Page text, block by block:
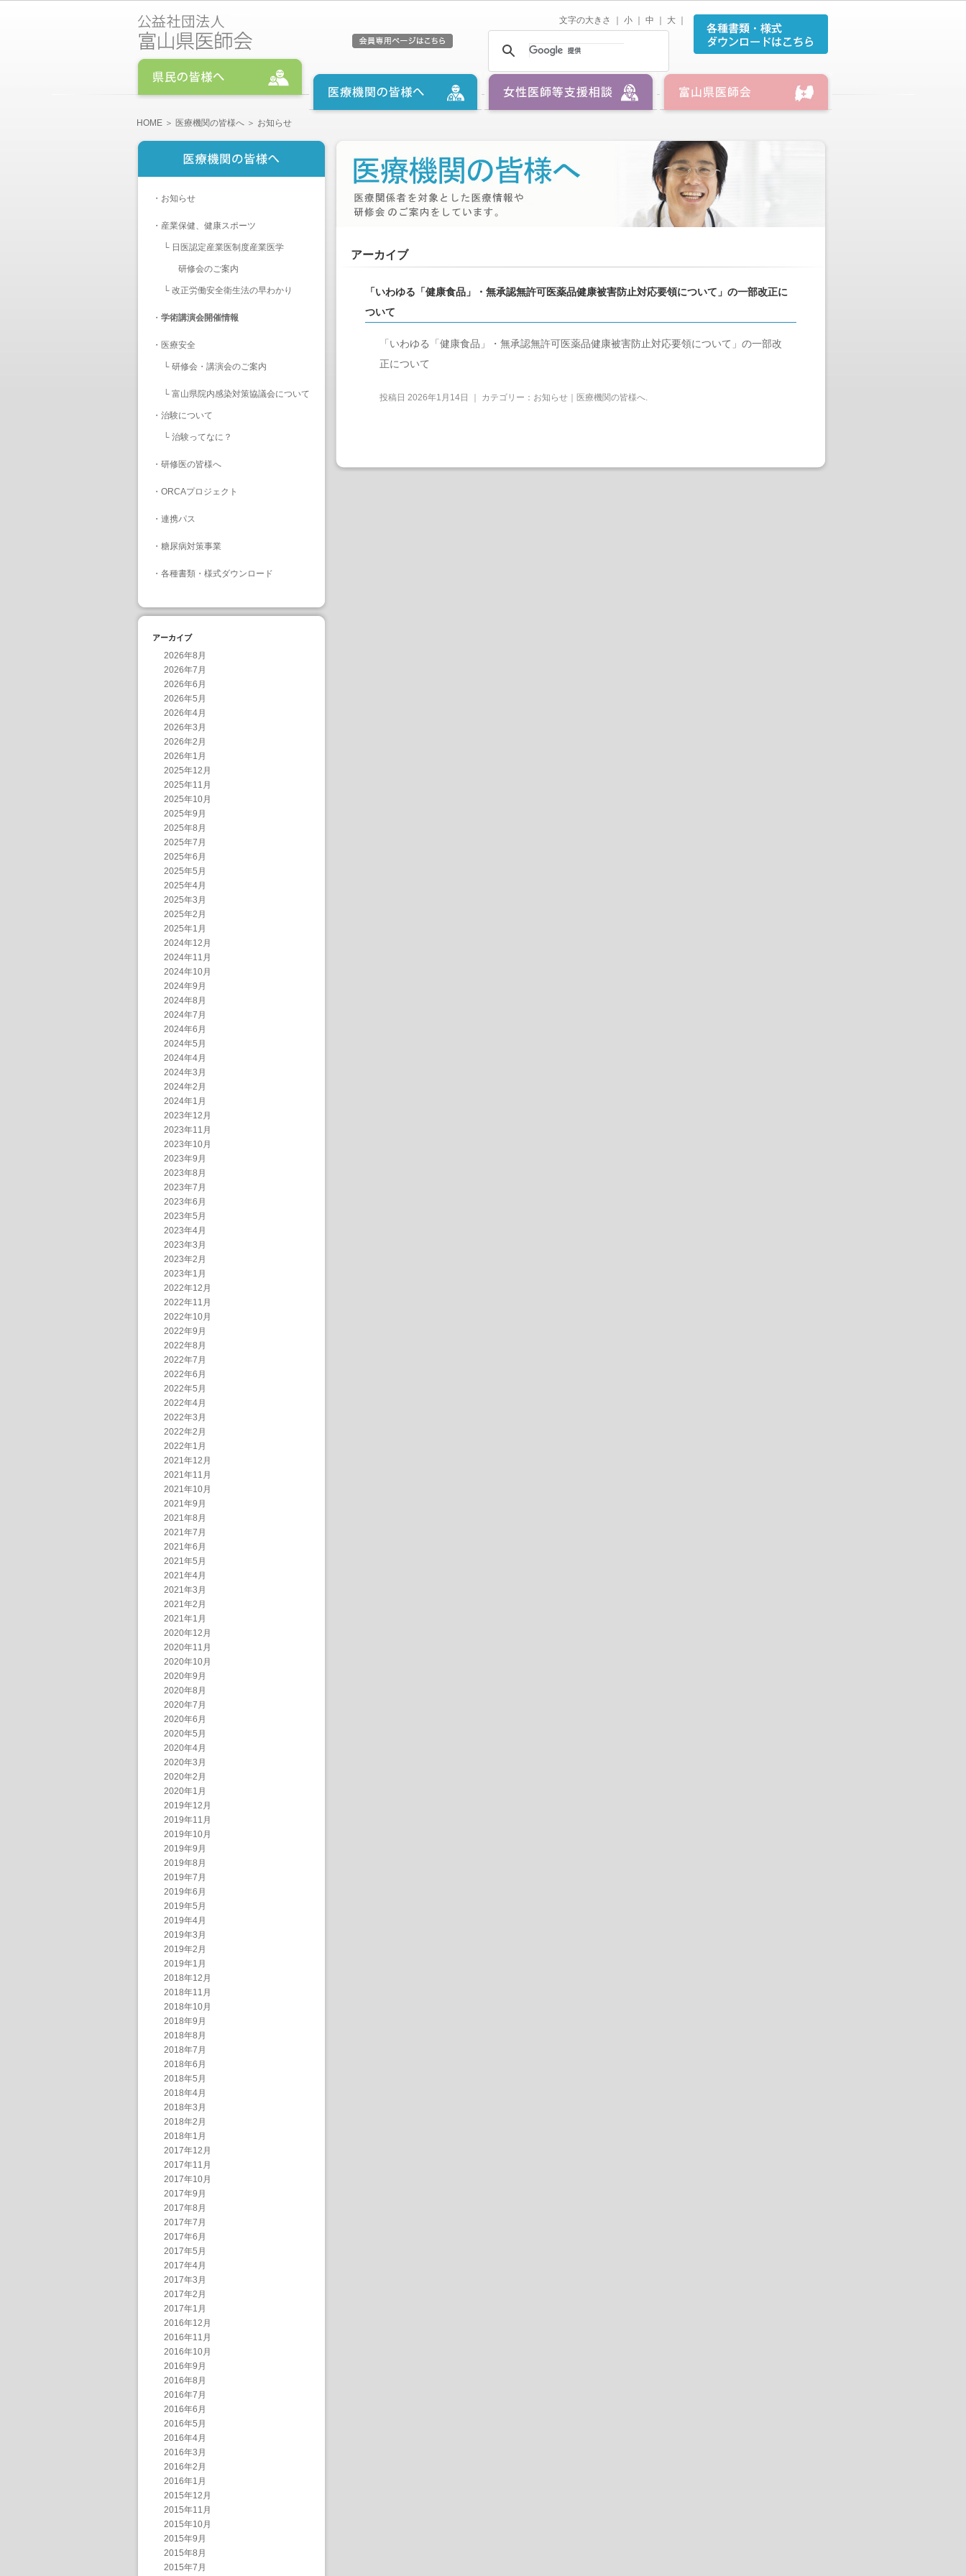
文字の大きさ ｜ 小 中 大
HOME ＞ 医療機関の皆様へ ＞ お知らせ
・ お知らせ
・ 産業保健、健康スポーツ
└ 日医認定産業医制度産業医学
研修会のご案内
└ 改正労働安全衛生法の早わかり
・ 学術講演会開催情報
・ 医療安全
└ 研修会・講演会のご案内
└ 富山県院内感染対策協議会について
・ 治験について
└ 治験ってなに？
・ 研修医の皆様へ
・ ORCAプロジェクト
・ 連携パス
・ 糖尿病対策事業
・ 各種書類・様式ダウンロード
アーカイブ
2026年8月
2026年7月
2026年6月
2026年5月
2026年4月
2026年3月
2026年2月
2026年1月
2025年12月
2025年11月
2025年10月
2025年9月
2025年8月
2025年7月
2025年6月
2025年5月
2025年4月
2025年3月
2025年2月
2025年1月
2024年12月
2024年11月
2024年10月
2024年9月
2024年8月
2024年7月
2024年6月
2024年5月
2024年4月
2024年3月
2024年2月
2024年1月
2023年12月
2023年11月
2023年10月
2023年9月
2023年8月
2023年7月
2023年6月
2023年5月
2023年4月
2023年3月
2023年2月
2023年1月
2022年12月
2022年11月
2022年10月
2022年9月
2022年8月
2022年7月
2022年6月
2022年5月
2022年4月
2022年3月
2022年2月
2022年1月
2021年12月
2021年11月
2021年10月
2021年9月
2021年8月
2021年7月
2021年6月
2021年5月
2021年4月
2021年3月
2021年2月
2021年1月
2020年12月
2020年11月
2020年10月
2020年9月
2020年8月
2020年7月
2020年6月
2020年5月
2020年4月
2020年3月
2020年2月
2020年1月
2019年12月
2019年11月
2019年10月
2019年9月
2019年8月
2019年7月
2019年6月
2019年5月
2019年4月
2019年3月
2019年2月
2019年1月
2018年12月
2018年11月
2018年10月
2018年9月
2018年8月
2018年7月
2018年6月
2018年5月
2018年4月
2018年3月
2018年2月
2018年1月
2017年12月
2017年11月
2017年10月
2017年9月
2017年8月
2017年7月
2017年6月
2017年5月
2017年4月
2017年3月
2017年2月
2017年1月
2016年12月
2016年11月
2016年10月
2016年9月
2016年8月
2016年7月
2016年6月
2016年5月
2016年4月
2016年3月
2016年2月
2016年1月
2015年12月
2015年11月
2015年10月
2015年9月
2015年8月
2015年7月
アーカイブ
「いわゆる「健康食品」・無承認無許可医薬品健康被害防止対応要領について」の一部改正に
ついて
「いわゆる「健康食品」・無承認無許可医薬品健康被害防止対応要領について」の一部改
正について
投稿日 2026年1月14日 ｜ カテゴリー： お知らせ｜医療機関の皆様へ.